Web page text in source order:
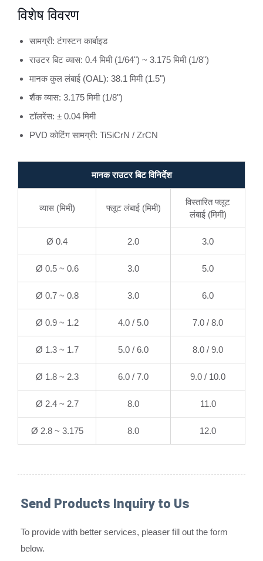
विशेष विवरण
सामग्री: टंगस्टन कार्बाइड
राउटर बिट व्यास: 0.4 मिमी (1/64") ~ 3.175 मिमी (1/8")
मानक कुल लंबाई (OAL): 38.1 मिमी (1.5")
शैंक व्यास: 3.175 मिमी (1/8")
टॉलरेंस: ± 0.04 मिमी
PVD कोटिंग सामग्री: TiSiCrN / ZrCN
मानक राउटर बिट विनिर्देश
व्यास (मिमी) फ्लूट लंबाई (मिमी)
विस्तारित फ्लूट
लंबाई (मिमी)
Ø 0.4 2.0 3.0
Ø 0.5 ~ 0.6 3.0 5.0
Ø 0.7 ~ 0.8 3.0 6.0
Ø 0.9 ~ 1.2 4.0 / 5.0 7.0 / 8.0
Ø 1.3 ~ 1.7 5.0 / 6.0 8.0 / 9.0
Ø 1.8 ~ 2.3 6.0 / 7.0 9.0 / 10.0
Ø 2.4 ~ 2.7 8.0 11.0
Ø 2.8 ~ 3.175 8.0 12.0